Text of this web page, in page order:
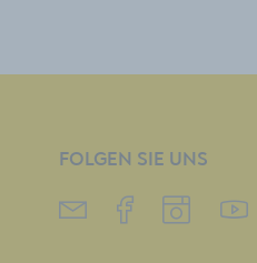
FOLGEN SIE UNS